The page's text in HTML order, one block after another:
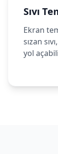
Sıvı
Ekran
sızan
yol